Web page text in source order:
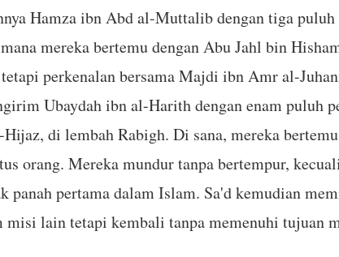
Hamza ibn Abd al-Muttalib dengan tiga
mereka bertemu dengan Abu Jahl bin
perkenalan bersama Majdi ibn Amr al-
Ubaydah ibn al-Harith dengan enam puluh
di lembah Rabigh. Di sana, mereka
orang. Mereka mundur tanpa bertempur,
panah pertama dalam Islam. Sa'd kemudian
misi lain tetapi kembali tanpa memenuhi tujuan